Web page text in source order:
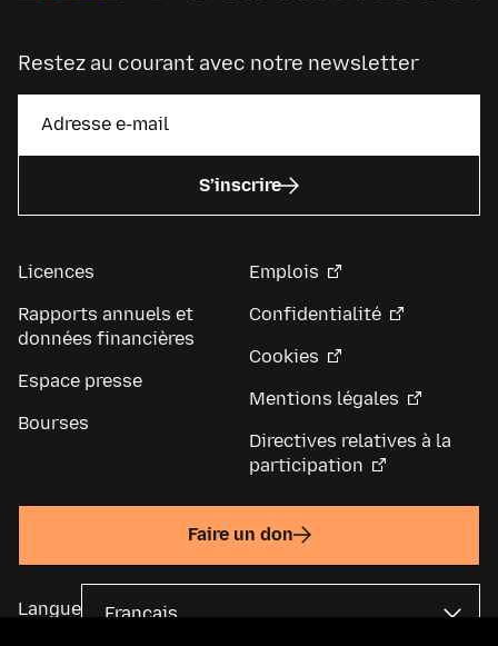
Restez au courant avec notre newsletter
S’inscrire
Licences
Rapports annuels et
données financières
Espace presse
Bourses
Emplois
Confidentialité
Cookies
Mentions légales
Directives relatives à la
participation
Faire un don
Langue